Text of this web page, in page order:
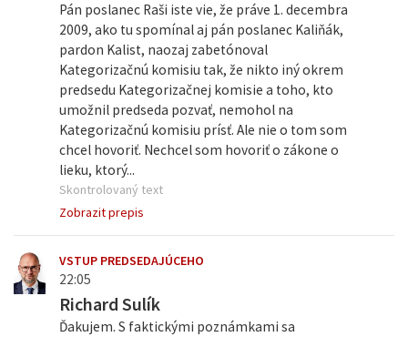
Pán poslanec Raši iste vie, že práve 1. decembra
2009, ako tu spomínal aj pán poslanec Kaliňák,
pardon Kalist, naozaj zabetónoval
Kategorizačnú komisiu tak, že nikto iný okrem
predsedu Kategorizačnej komisie a toho, kto
umožnil predseda pozvať, nemohol na
Kategorizačnú komisiu prísť. Ale nie o tom som
chcel hovoriť. Nechcel som hovoriť o zákone o
lieku, ktorý...
Skontrolovaný text
Zobrazit prepis
VSTUP PREDSEDAJÚCEHO
22:05
Richard Sulík
Ďakujem. S faktickými poznámkami sa